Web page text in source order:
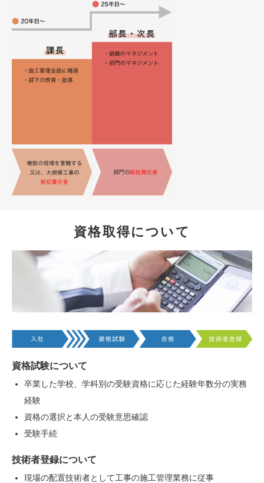
資格取得について
資格試験について
卒業した学校、学科別の受験資格に応じた経験年数分の実務
経験
資格の選択と本人の受験意思確認
受験手続
技術者登録について
現場の配置技術者として工事の施工管理業務に従事